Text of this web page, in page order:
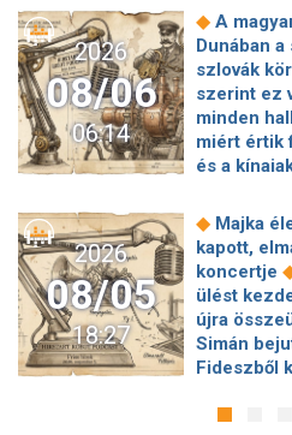
kötött
Lounge
megkérte
segítse a
források
roham ◆
Tisza a
Egyszerre
lehet
Előnyben
elleni El-
2026
08/06
06:14
◆ A
Dunában
szlovák
szerint ez
minden
miért értik
és a
Gáspár
gépen
magyar
bolgár
utasok◆
hadsereg
2026
08/05
18:27
◆ Majka
kapott,
koncertje
ülést
újra
Simán
Fideszből